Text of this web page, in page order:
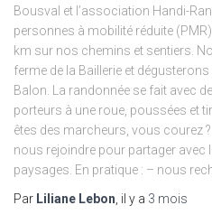
Bousval et l’association Handi-
personnes à mobilité réduite
km sur nos chemins et sentiers.
ferme de la Baillerie et
Balon. La randonnée se fait avec
porteurs à une roue, poussées et
êtes des marcheurs, vous courez
nous rejoindre pour partager avec
paysages. En pratique : – nous
Par Liliane Lebon , il y a 3 mois